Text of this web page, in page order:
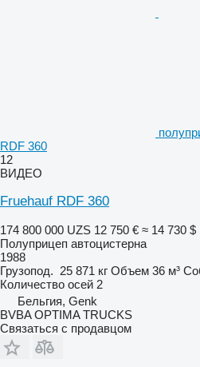
RDF 360
12
ВИДЕО
Fruehauf RDF 360
174 800 000 UZS 12 750 € ≈ 14 730 $
Полуприцеп автоцистерна
1988
Грузопод. 25 871 кг Объем 36 м³
Количество осей 2
Бельгия, Genk
BVBA OPTIMA TRUCKS
Связаться с продавцом